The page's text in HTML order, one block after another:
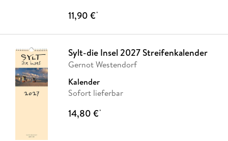
11,90 €*
Sylt-die Insel 2027 Streifenkalender
Gernot Westendorf
Kalender
Sofort lieferbar
14,80 €*